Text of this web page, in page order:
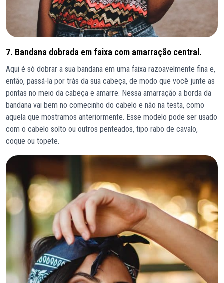
7. Bandana dobrada em faixa com amarração central.
Aqui é só dobrar a sua bandana em uma faixa razoavelmente fina e,
então, passá-la por trás da sua cabeça, de modo que você junte as
pontas no meio da cabeça e amarre. Nessa amarração a borda da
bandana vai bem no comecinho do cabelo e não na testa, como
aquela que mostramos anteriormente. Esse modelo pode ser usado
com o cabelo solto ou outros penteados, tipo rabo de cavalo,
coque ou topete.